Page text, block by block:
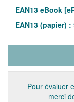
EAN13 eBook
EAN13 (papier) :
Pour évaluer
merci